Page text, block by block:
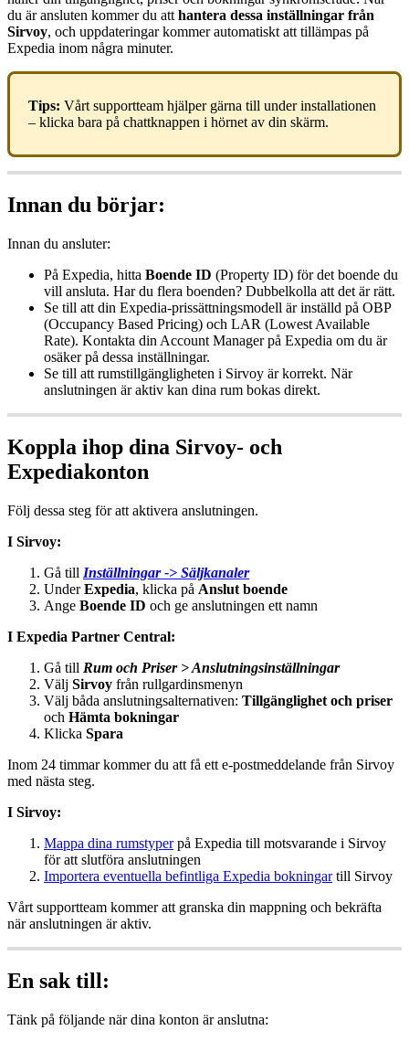
du är ansluten kommer du att hantera dessa inställningar från
Sirvoy, och uppdateringar kommer automatiskt att tillämpas på
Expedia inom några minuter.
Tips: Vårt supportteam hjälper gärna till under installationen
– klicka bara på chattknappen i hörnet av din skärm.
Innan du börjar:
Innan du ansluter:
På Expedia, hitta Boende ID (Property ID) för det boende du
vill ansluta. Har du flera boenden? Dubbelkolla att det är rätt.
Se till att din Expedia-prissättningsmodell är inställd på OBP
(Occupancy Based Pricing) och LAR (Lowest Available
Rate). Kontakta din Account Manager på Expedia om du är
osäker på dessa inställningar.
Se till att rumstillgängligheten i Sirvoy är korrekt. När
anslutningen är aktiv kan dina rum bokas direkt.
Koppla ihop dina Sirvoy- och
Expediakonton
Följ dessa steg för att aktivera anslutningen.
I Sirvoy:
Gå till Inställningar -> Säljkanaler
Under Expedia, klicka på Anslut boende
Ange Boende ID och ge anslutningen ett namn
I Expedia Partner Central:
Gå till Rum och Priser >Anslutningsinställningar
Välj Sirvoy från rullgardinsmenyn
Välj båda anslutningsalternativen: Tillgänglighet och priser
och Hämta bokningar
Klicka Spara
Inom 24 timmar kommer du att få ett e-postmeddelande från Sirvoy
med nästa steg.
I Sirvoy:
Mappa dina rumstyper på Expedia till motsvarande i Sirvoy
för att slutföra anslutningen
Importera eventuella befintliga Expedia bokningar till Sirvoy
Vårt supportteam kommer att granska din mappning och bekräfta
när anslutningen är aktiv.
En sak till:
Tänk på följande när dina konton är anslutna: